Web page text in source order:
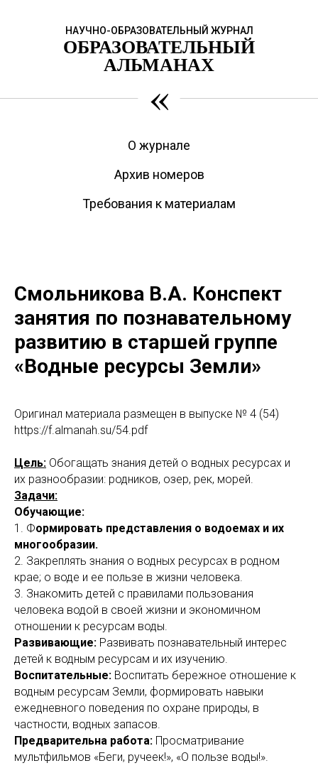
НАУЧНО-ОБРАЗОВАТЕЛЬНЫЙ ЖУРНАЛ
ОБРАЗОВАТЕЛЬНЫЙ
АЛЬМАНАХ
«
О журнале
Архив номеров
Требования к материалам
Смольникова В.А. Конспект
занятия по познавательному
развитию в старшей группе
«Водные ресурсы Земли»
Оригинaл материала размещен в выпуске № 4 (54)
https://f.almanah.su/54.pdf
Цель: Обогащать знания детей о водных ресурсах и
их разнообразии: родников, озер, рек, морей.
Задачи:
Обучающие:
1. Формировать представления о водоемах и их
многообразии.
2. Закреплять знания о водных ресурсах в родном
крае; о воде и ее пользе в жизни человека.
3. Знакомить детей с правилами пользования
человека водой в своей жизни и экономичном
отношении к ресурсам воды.
Развивающие: Развивать познавательный интерес
детей к водным ресурсам и их изучению.
Воспитательные: Воспитать бережное отношение к
водным ресурсам Земли, формировать навыки
ежедневного поведения по охране природы, в
частности, водных запасов.
Предварительна работа: Просматривание
мультфильмов «Беги, ручеек!», «О пользе воды!».